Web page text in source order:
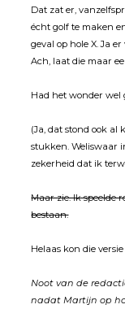
Dat zat er,
écht golf te maken
geval op hole X. Ja
Ach, laat die maar
Had het wonder wel
(Ja, dat stond ook al
stukken. Weliswaar
zekerheid dat ik
Maar zie. Ik speelde
bestaan.
Helaas kon die
Noot van de
nadat Martijn op